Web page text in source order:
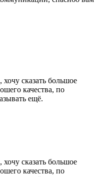
сказать большое
качества, по
ещё.
сказать большое
качества, по